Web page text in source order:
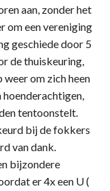
aan, zonder het
om een vereniging
geschiede door 5
de thuiskeuring,
om zich heen
hoenderachtigen,
tentoonstelt.
bij de fokkers
van dank.
bijzondere
er 4x een U (